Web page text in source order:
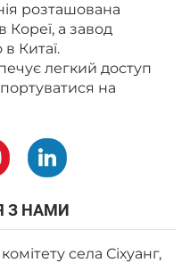
розташована
Кореї, а завод
Китаї.
легкий доступ
на
З НАМИ
села Сіхуанг,